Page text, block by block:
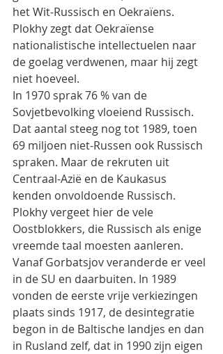
het Wit-Russisch en Oekraïens.
Plokhy zegt dat Oekraïense
nationalistische intellectuelen naar
de goelag verdwenen, maar hij zegt
niet hoeveel.
In 1970 sprak 76 % van de
Sovjetbevolking vloeiend Russisch.
Dat aantal steeg nog tot 1989, toen
69 miljoen niet-Russen ook Russisch
spraken. Maar de rekruten uit
Centraal-Azië en de Kaukasus
kenden onvoldoende Russisch.
Plokhy vergeet hier de vele
Oostblokkers, die Russisch als enige
vreemde taal moesten aanleren.
Vanaf Gorbatsjov veranderde er veel
in de SU en daarbuiten. In 1989
vonden de eerste vrije verkiezingen
plaats sinds 1917, de desintegratie
begon in de Baltische landjes en dan
in Rusland zelf, dat in 1990 zijn eigen